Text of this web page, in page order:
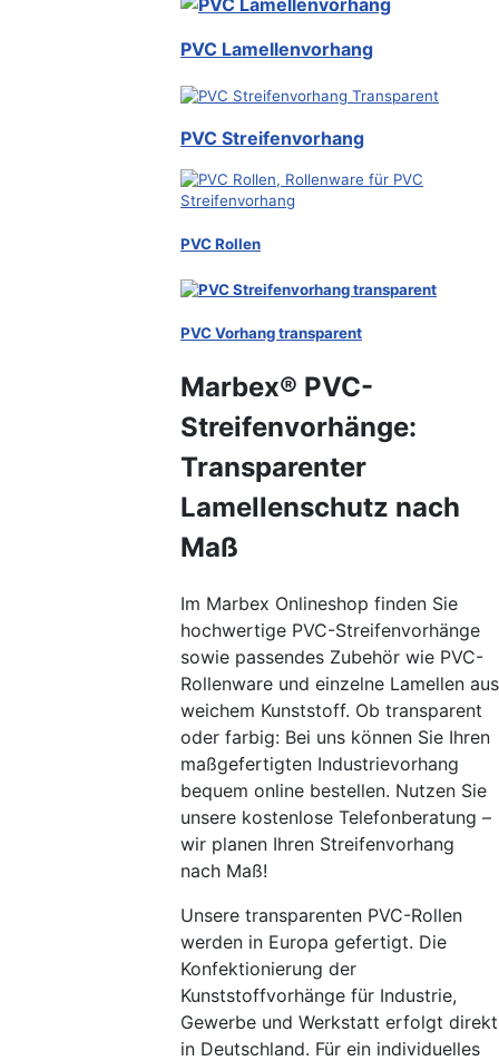
PVC Lamellenvorhang
PVC Streifenvorhang
PVC Rollen
PVC Vorhang transparent
Marbex® PVC-
Streifenvorhänge:
Transparenter
Lamellenschutz nach
Maß
Im Marbex Onlineshop finden Sie
hochwertige PVC-Streifenvorhänge
sowie passendes Zubehör wie PVC-
Rollenware und einzelne Lamellen aus
weichem Kunststoff. Ob transparent
oder farbig: Bei uns können Sie Ihren
maßgefertigten Industrievorhang
bequem online bestellen. Nutzen Sie
unsere kostenlose Telefonberatung –
wir planen Ihren Streifenvorhang
nach Maß!
Unsere transparenten PVC-Rollen
werden in Europa gefertigt. Die
Konfektionierung der
Kunststoffvorhänge für Industrie,
Gewerbe und Werkstatt erfolgt direkt
in Deutschland. Für ein individuelles